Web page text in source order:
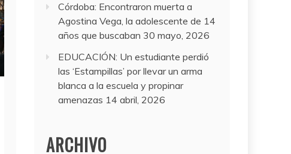
Córdoba: Encontraron muerta a
Agostina Vega, la adolescente de 14
años que buscaban 30 mayo, 2026
EDUCACIÓN: Un estudiante perdió
las ‘Estampillas’ por llevar un arma
blanca a la escuela y propinar
amenazas 14 abril, 2026
ARCHIVO